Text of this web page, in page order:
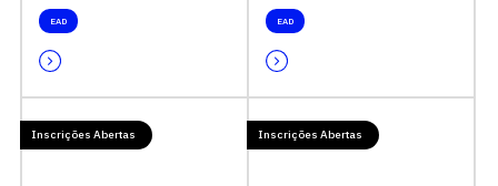
EAD EAD
Inscrições Abertas Inscrições Abertas